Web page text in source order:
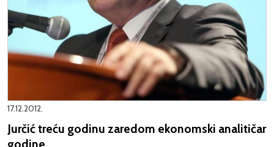
17.12.2012.
Jurčić treću godinu zaredom ekonomski analitičar